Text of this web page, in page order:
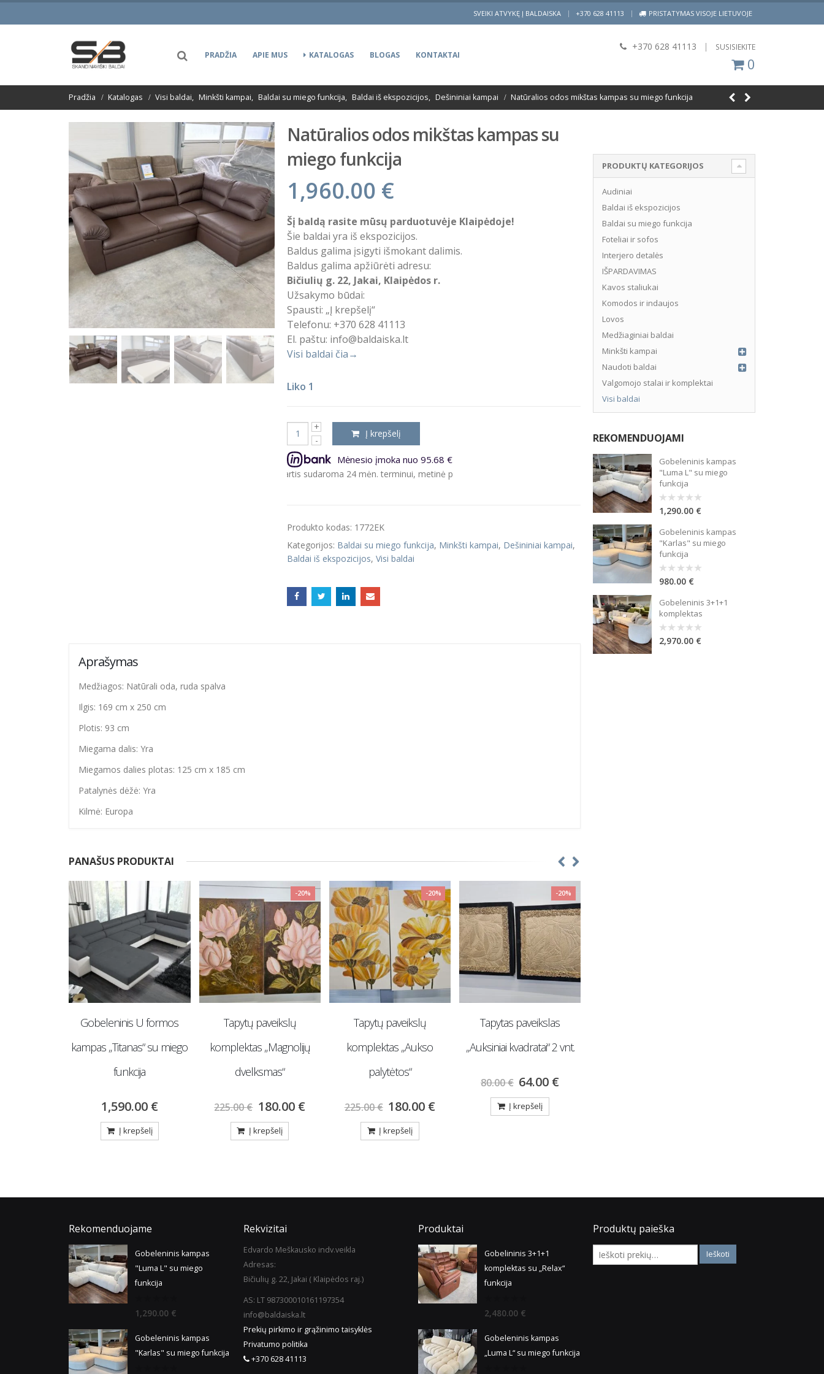
SVEIKI ATVYKĘ Į BALDAISKA | +370 628 41113 PRISTATYMAS VISOJE LIETUVOJE
PRADŽIA APIE MUS KATALOGAS BLOGAS KONTAKTAI
+370 628 41113 | SUSISIEKITE
0
Pradžia Katalogas Visi baldai, Minkšti kampai, Baldai su miego funkcija, Baldai iš ekspozicijos, Dešininiai kampai Natūralios odos mikštas kampas su miego funkcija
Natūralios odos mikštas kampas su
miego funkcija
1,960.00 €
Šį baldą rasite mūsų parduotuvėje Klaipėdoje!
Šie baldai yra iš ekspozicijos.
Baldus galima įsigyti išmokant dalimis.
Baldus galima apžiūrėti adresu:
Bičiulių g. 22, Jakai, Klaipėdos r.
Užsakymo būdai:
Spausti: „Į krepšelį“
Telefonu: +370 628 41113
El. paštu: info@baldaiska.lt
Visi baldai čia→
Liko 1
Į krepšelį
Mėnesio įmoka nuo 95.68 €
Pavyzdžiui, skolinantis 1,960.00 EUR, kai sutartis sudaroma 24 mėn. terminui, metinė palūkanų norma – 9.5%, sutarties sudarymo mokestis – 3%, sutarties administravimo mokestis – 0.15%,
Produkto kodas: 1772EK
Kategorijos: Baldai su miego funkcija, Minkšti kampai, Dešininiai kampai,
Baldai iš ekspozicijos,Visi baldai
Aprašymas
Medžiagos: Natūrali oda, ruda spalva
Ilgis: 169 cm x 250 cm
Plotis: 93 cm
Miegama dalis: Yra
Miegamos dalies plotas: 125 cm x 185 cm
Patalynės dėžė: Yra
Kilmė: Europa
PANAŠUS PRODUKTAI
-20%
Tapytų paveikslų
komplektas „Magnolijų
dvelksmas“
225.00€ 180.00
Į krepšelį
-20%
Tapytų paveikslų
komplektas „Aukso
palytėtos“
225.00€ 180.00 €
Į krepšelį
-20%
Tapytas paveikslas
„Auksiniai kvadratai“ 2 vnt.
80.00 € 64.00
Į krepšelį
-20%
Tapytas paveikslas
„Pinavijos“
150.00€ 120.00€
Į krepšelį
PRODUKTŲ KATEGORIJOS
Audiniai
Baldai iš ekspozicijos
Baldai su miego funkcija
Foteliai ir sofos
Interjero detalės
IŠPARDAVIMAS
Kavos staliukai
Komodos ir indaujos
Lovos
Medžiaginiai baldai
Minkšti kampai
Naudoti baldai
Valgomojo stalai ir komplektai
Visi baldai
REKOMENDUOJAMI
Gobeleninis kampas
"Luma L" su miego
funkcija
0
out
5
1,290.00 €
Gobeleninis kampas
"Karlas" su miego
funkcija
0
5
980.00 €
Gobeleninis 3+1+1
komplektas
0
out
2,970.00 €
Rekomenduojame
Gobeleninis kampas
"Luma L" su miego
funkcija
0
out
1,290.00 €
Gobeleninis kampas
"Karlas" su miego funkcija
Rekvizitai
Edvardo Meškausko indv.veikla
Adresas:
Bičiulių g. 22, Jakai ( Klaipėdos raj.)
AS: LT 987300010161197354
info@baldaiska.lt
Prekių pirkimo ir grąžinimo taisyklės
Privatumo politika
+370 628 41113
Produktai
Gobelininis 3+1+1
komplektas su „Relax“
funkcija
0
out
2,480.00 €
Gobeleninis kampas
„Luma L“ su miego funkcija
Produktų paieška